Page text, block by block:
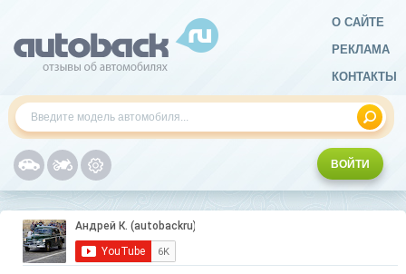
О САЙТЕ
РЕКЛАМА
КОНТАКТЫ
ВОЙТИ